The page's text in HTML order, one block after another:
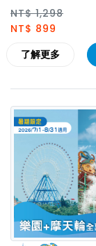
NT$ 1,298
NT$ 899
了解更多